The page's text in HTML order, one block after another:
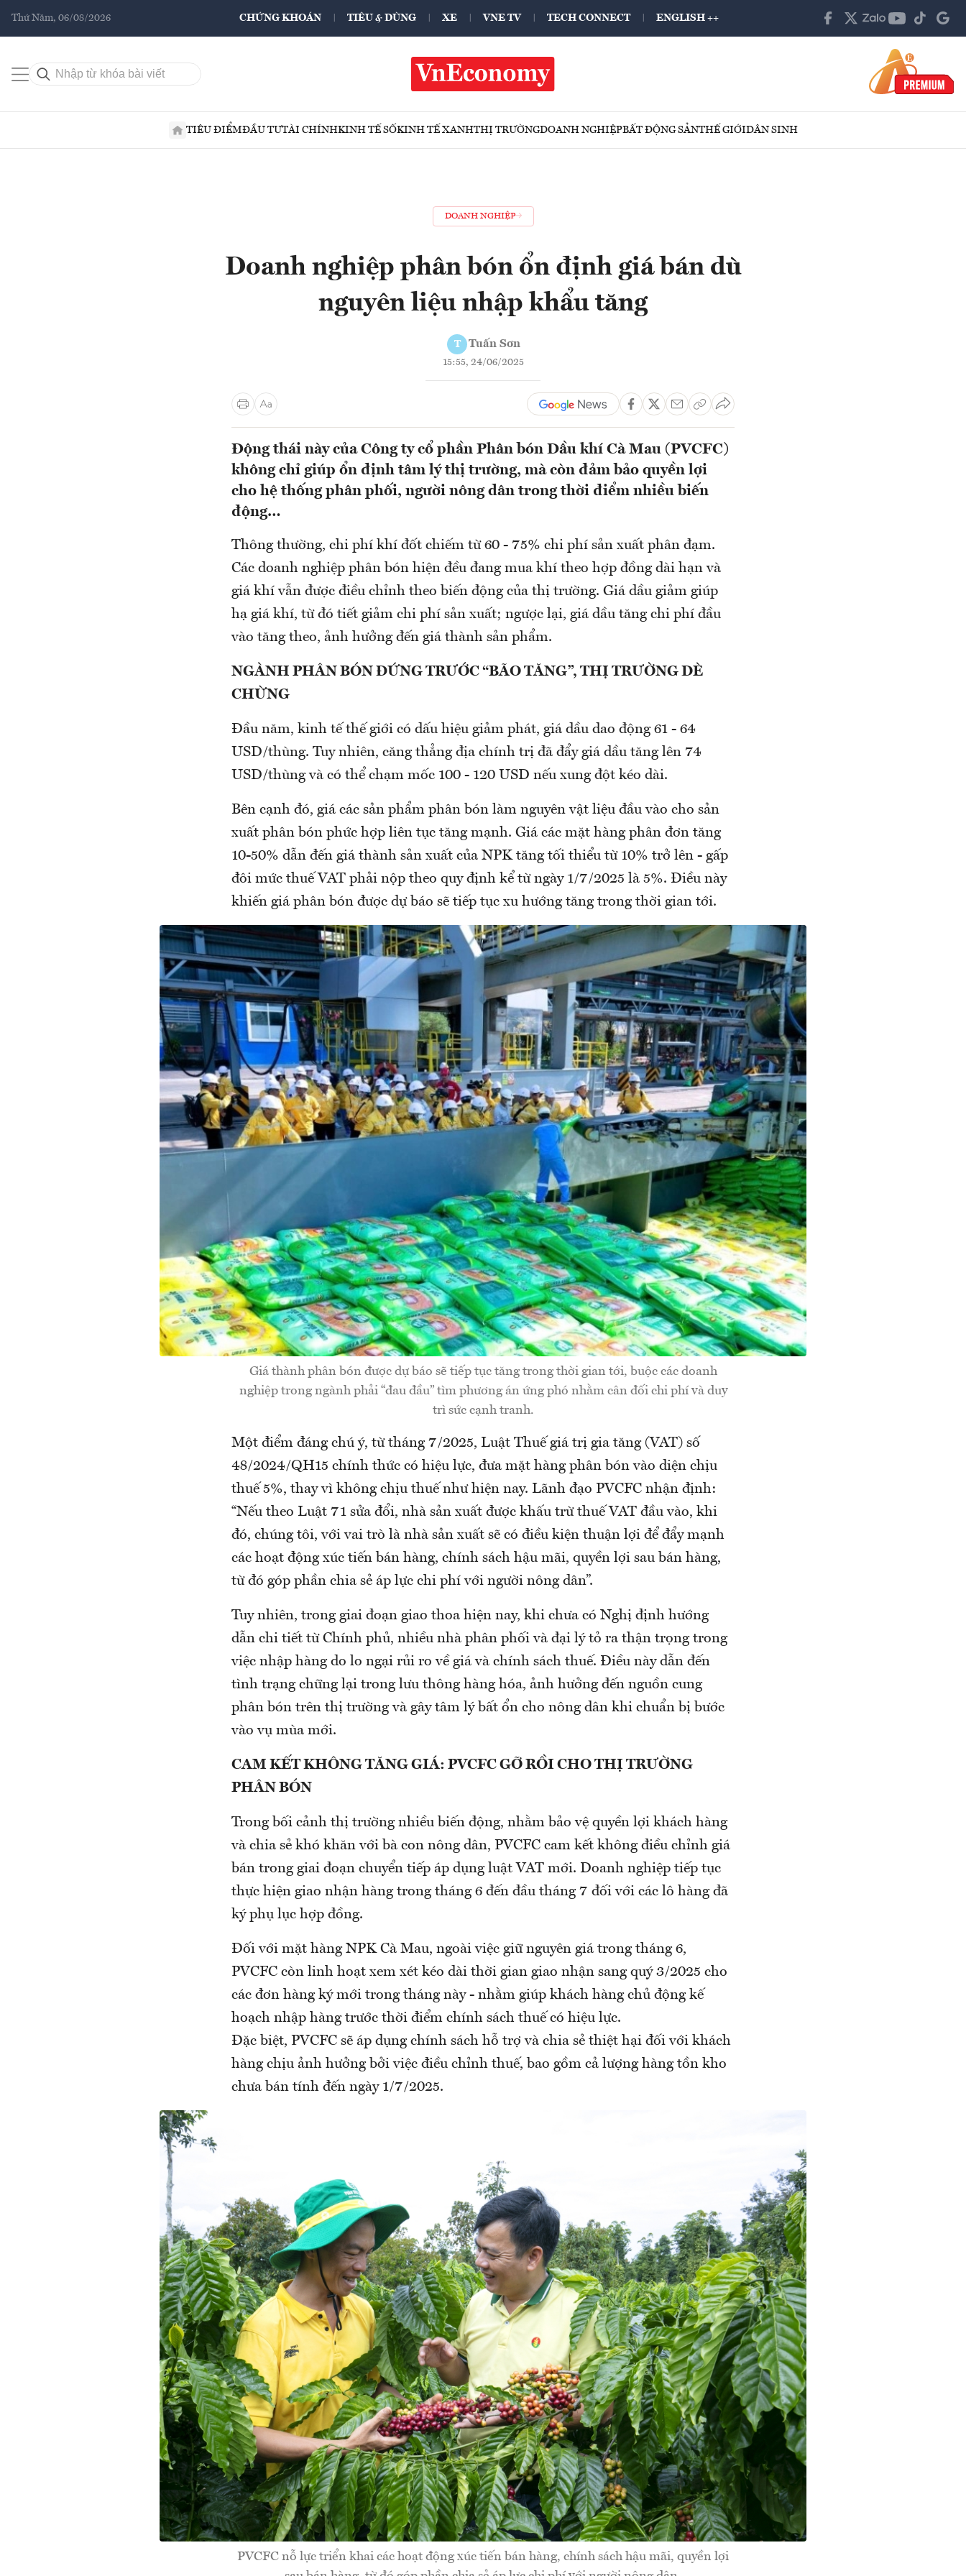
Thứ Năm, 06/08/2026 CHỨNG KHOÁN TIÊU & DÙNG XE VNE TV TECH CONNECT ENGLISH ++
TIÊU ĐIỂMĐẦU TƯTÀI CHÍNHKINH TẾ SỐKINH TẾ XANHTHỊ TRƯỜNGDOANH NGHIỆPBẤT ĐỘNG SẢNTHẾ GIỚIDÂN SINH
DOANH NGHIỆP
Doanh nghiệp phân bón ổn định giá bán dù
nguyên liệu nhập khẩu tăng
T Tuấn Sơn
15:55, 24/06/2025
Động thái này của Công ty cổ phần Phân bón Dầu khí Cà Mau (PVCFC)
không chỉ giúp ổn định tâm lý thị trường, mà còn đảm bảo quyền lợi
cho hệ thống phân phối, người nông dân trong thời điểm nhiều biến
động…
Thông thường, chi phí khí đốt chiếm từ 60 - 75% chi phí sản xuất phân đạm.
Các doanh nghiệp phân bón hiện đều đang mua khí theo hợp đồng dài hạn và
giá khí vẫn được điều chỉnh theo biến động của thị trường. Giá dầu giảm giúp
hạ giá khí, từ đó tiết giảm chi phí sản xuất; ngược lại, giá dầu tăng chi phí đầu
vào tăng theo, ảnh hưởng đến giá thành sản phẩm.
NGÀNH PHÂN BÓN ĐỨNG TRƯỚC “BÃO TĂNG”, THỊ TRƯỜNG DÈ
CHỪNG
Đầu năm, kinh tế thế giới có dấu hiệu giảm phát, giá dầu dao động 61 - 64
USD/thùng. Tuy nhiên, căng thẳng địa chính trị đã đẩy giá dầu tăng lên 74
USD/thùng và có thể chạm mốc 100 - 120 USD nếu xung đột kéo dài.
Bên cạnh đó, giá các sản phẩm phân bón làm nguyên vật liệu đầu vào cho sản
xuất phân bón phức hợp liên tục tăng mạnh. Giá các mặt hàng phân đơn tăng
10-50% dẫn đến giá thành sản xuất của NPK tăng tối thiểu từ 10% trở lên - gấp
đôi mức thuế VAT phải nộp theo quy định kể từ ngày 1/7/2025 là 5%. Điều này
khiến giá phân bón được dự báo sẽ tiếp tục xu hướng tăng trong thời gian tới.
Giá thành phân bón được dự báo sẽ tiếp tục tăng trong thời gian tới, buộc các doanh
nghiệp trong ngành phải “đau đầu” tìm phương án ứng phó nhằm cân đối chi phí và duy
trì sức cạnh tranh.
Một điểm đáng chú ý, từ tháng 7/2025, Luật Thuế giá trị gia tăng (VAT) số
48/2024/QH15 chính thức có hiệu lực, đưa mặt hàng phân bón vào diện chịu
thuế 5%, thay vì không chịu thuế như hiện nay. Lãnh đạo PVCFC nhận định:
“Nếu theo Luật 71 sửa đổi, nhà sản xuất được khấu trừ thuế VAT đầu vào, khi
đó, chúng tôi, với vai trò là nhà sản xuất sẽ có điều kiện thuận lợi để đẩy mạnh
các hoạt động xúc tiến bán hàng, chính sách hậu mãi, quyền lợi sau bán hàng,
từ đó góp phần chia sẻ áp lực chi phí với người nông dân”.
Tuy nhiên, trong giai đoạn giao thoa hiện nay, khi chưa có Nghị định hướng
dẫn chi tiết từ Chính phủ, nhiều nhà phân phối và đại lý tỏ ra thận trọng trong
việc nhập hàng do lo ngại rủi ro về giá và chính sách thuế. Điều này dẫn đến
tình trạng chững lại trong lưu thông hàng hóa, ảnh hưởng đến nguồn cung
phân bón trên thị trường và gây tâm lý bất ổn cho nông dân khi chuẩn bị bước
vào vụ mùa mới.
CAM KẾT KHÔNG TĂNG GIÁ: PVCFC GỠ RỒI CHO THỊ TRƯỜNG
PHÂN BÓN
Trong bối cảnh thị trường nhiều biến động, nhằm bảo vệ quyền lợi khách hàng
và chia sẻ khó khăn với bà con nông dân, PVCFC cam kết không điều chỉnh giá
bán trong giai đoạn chuyển tiếp áp dụng luật VAT mới. Doanh nghiệp tiếp tục
thực hiện giao nhận hàng trong tháng 6 đến đầu tháng 7 đối với các lô hàng đã
ký phụ lục hợp đồng.
Đối với mặt hàng NPK Cà Mau, ngoài việc giữ nguyên giá trong tháng 6,
PVCFC còn linh hoạt xem xét kéo dài thời gian giao nhận sang quý 3/2025 cho
các đơn hàng ký mới trong tháng này - nhằm giúp khách hàng chủ động kế
hoạch nhập hàng trước thời điểm chính sách thuế có hiệu lực.
Đặc biệt, PVCFC sẽ áp dụng chính sách hỗ trợ và chia sẻ thiệt hại đối với khách
hàng chịu ảnh hưởng bởi việc điều chỉnh thuế, bao gồm cả lượng hàng tồn kho
chưa bán tính đến ngày 1/7/2025.
PVCFC nỗ lực triển khai các hoạt động xúc tiến bán hàng, chính sách hậu mãi, quyền lợi